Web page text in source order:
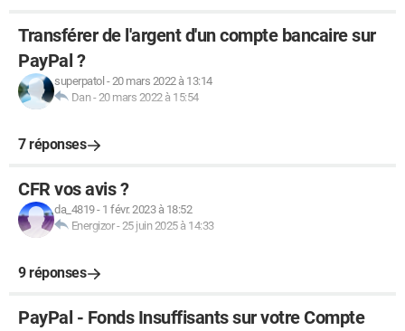
Transférer de l'argent d'un compte bancaire sur
PayPal ?
superpatol -20 mars 2022 à 13:14
Dan-20 mars 2022 à 15:54
7 réponses
CFR vos avis ?
da_4819- 1 févr. 2023 à 18:52
Energizor-25 juin 2025 à 14:33
9 réponses
PayPal - Fonds Insuffisants sur votre Compte